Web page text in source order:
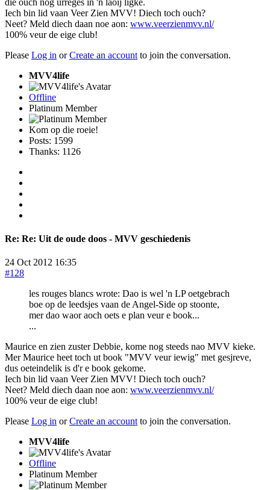
Iech bin lid vaan Veer Zien MVV! Diech toch ouch?
Neet? Meld diech daan noe aon: www.veerzienmvv.nl/
100% veur de eige club!
Please Log in orCreate an account to join the conversation.
MVV4life
Offline
Platinum Member
Kom op die roeie!
Posts: 1599
Thanks: 1126
Re: Re: Uit de oude doos - MVV geschiedenis
24 Oct 2012 16:35
#128
les rouges blancs wrote: Dao is wel 'n LP oetgebrach
boe op de leedsjes vaan de Angel-Side op stoonte,
mer dao waor aoch oets e plan veur e book...
...
Maurice en zien zuster Debbie, kome nog steeds nao MVV kieke.
Mer Maurice heet toch ut book "MVV veur iewig" met gesjreve,
dus oeteindelik is d'r e book gekome.
Iech bin lid vaan Veer Zien MVV! Diech toch ouch?
Neet? Meld diech daan noe aon: www.veerzienmvv.nl/
100% veur de eige club!
Please Log in orCreate an account to join the conversation.
MVV4life
Offline
Platinum Member